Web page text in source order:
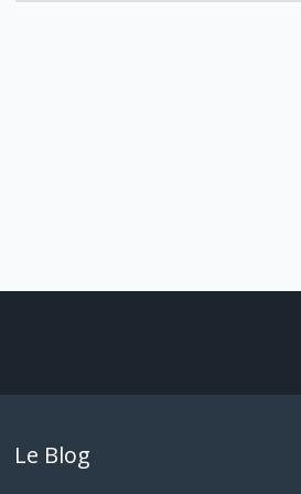
Le Blog